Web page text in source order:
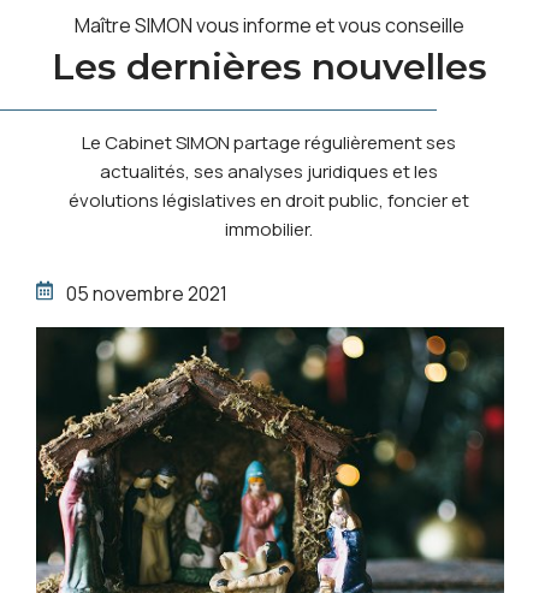
Maître SIMON vous informe et vous conseille
Les dernières nouvelles
Le Cabinet SIMON partage régulièrement ses
actualités, ses analyses juridiques et les
évolutions législatives en droit public, foncier et
immobilier.
05 novembre 2021